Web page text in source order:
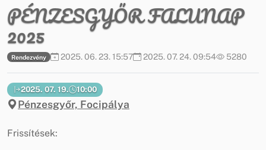
PÉNZESGYŐR FALUNAP
2025
Rendezvény 2025. 06. 23. 15:57 2025. 07. 24. 09:54 5280
2025. 07. 19. 10:00
Pénzesgyőr, Focipálya
Frissítések: